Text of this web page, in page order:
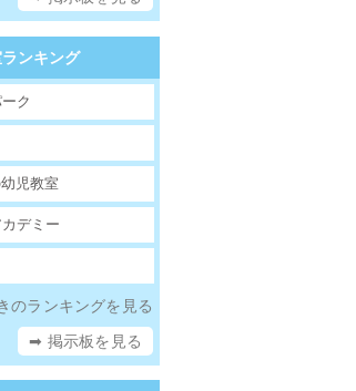
ンキング
ク
児教室
デミー
のランキングを見る
➡ 掲示板を見る